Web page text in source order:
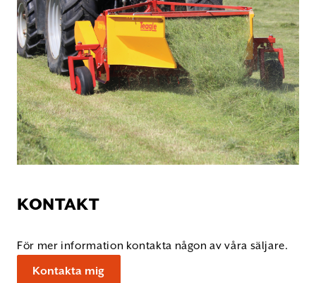
KONTAKT
För mer information kontakta någon av våra säljare.
Kontakta mig